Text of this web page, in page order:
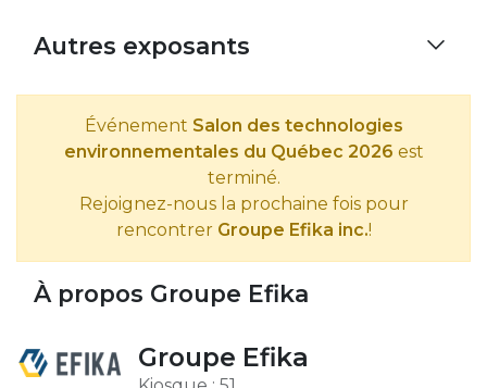
Autres exposants
Événement Salon des technologies
environnementales du Québec 2026 est
terminé.
Rejoignez-nous la prochaine fois pour
rencontrer Groupe Efika inc.!
À propos Groupe Efika
Groupe Efika